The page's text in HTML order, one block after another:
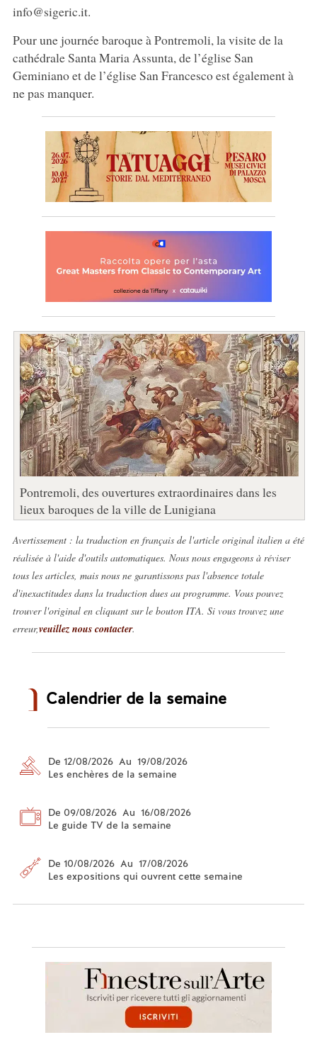
info@sigeric.it.
Pour une journée baroque à Pontremoli, la visite de la
cathédrale Santa Maria Assunta, de l’église San
Geminiano et de l’église San Francesco est également à
ne pas manquer.
Pontremoli, des ouvertures extraordinaires dans les
lieux baroques de la ville de Lunigiana
Avertissement : la traduction en français de l'article original italien a été
réalisée à l'aide d'outils automatiques. Nous nous engageons à réviser
tous les articles, mais nous ne garantissons pas l'absence totale
d'inexactitudes dans la traduction dues au programme. Vous pouvez
trouver l'original en cliquant sur le bouton ITA. Si vous trouvez une
erreur,veuillez nous contacter.
Calendrier de la semaine
De 12/08/2026 Au 19/08/2026
Les enchères de la semaine
De 09/08/2026 Au 16/08/2026
Le guide TV de la semaine
De 10/08/2026 Au 17/08/2026
Les expositions qui ouvrent cette semaine